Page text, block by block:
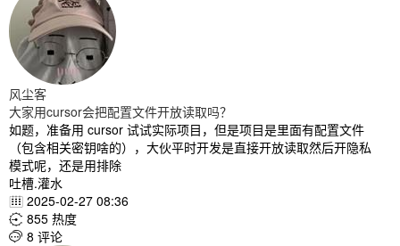
风尘客
大家用cursor会把配置文件开放读取吗？
如题，准备用 cursor 试试实际项目，但是项目是里面有配置文件
（包含相关密钥啥的），大伙平时开发是直接开放读取然后开隐私
模式呢，还是用排除
吐槽.灌水
 2025-02-27 08:36
 855 热度
 8 评论